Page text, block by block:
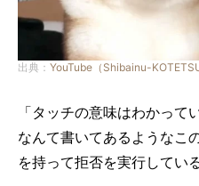
出典： YouTube（Shibainu-KOTETSU
「タッチの意味はわかって
なんて書いてあるようなこ
を持って拒否を実行してい